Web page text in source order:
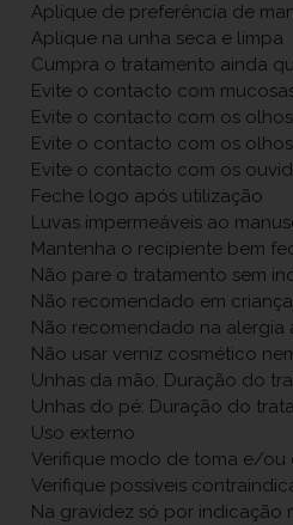
Aplique de preferência de
Aplique na unha seca e limpa
Cumpra o tratamento ainda
Evite o contacto com
Evite o contacto com os olhos
Evite o contacto com os
Evite o contacto com os
Feche logo após utilização
Luvas impermeáveis ao
Mantenha o recipiente bem
Não pare o tratamento sem
Não recomendado em
Não recomendado na alergia
Não usar verniz cosmético
Unhas da mão: Duração do
Unhas do pé: Duração do
Uso externo
Verifique modo de toma e/ou
Verifique possíveis
Na gravidez só por indicação